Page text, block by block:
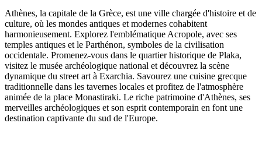
Athènes, la capitale de la Grèce, est une ville chargée d'histoire et de
culture, où les mondes antiques et modernes cohabitent
harmonieusement. Explorez l'emblématique Acropole, avec ses
temples antiques et le Parthénon, symboles de la civilisation
occidentale. Promenez-vous dans le quartier historique de Plaka,
visitez le musée archéologique national et découvrez la scène
dynamique du street art à Exarchia. Savourez une cuisine grecque
traditionnelle dans les tavernes locales et profitez de l'atmosphère
animée de la place Monastiraki. Le riche patrimoine d'Athènes, ses
merveilles archéologiques et son esprit contemporain en font une
destination captivante du sud de l'Europe.